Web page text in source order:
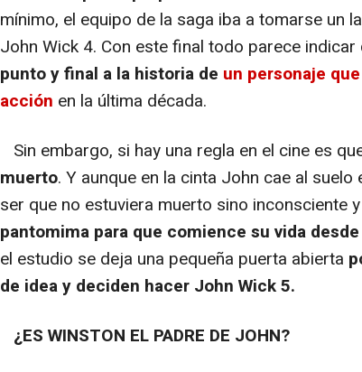
mínimo, el equipo de la saga iba a tomarse un
John Wick 4. Con este final todo parece indicar
punto y final a la historia de un personaje
acción en la última década.
Sin embargo, si hay una regla en el cine es
muerto. Y aunque en la cinta John cae al
ser que no estuviera muerto sino inconsciente
pantomima para que comience su vida
el estudio se deja una pequeña puerta abierta
de idea y deciden hacer John Wick 5.
¿ES WINSTON EL PADRE DE JOHN?